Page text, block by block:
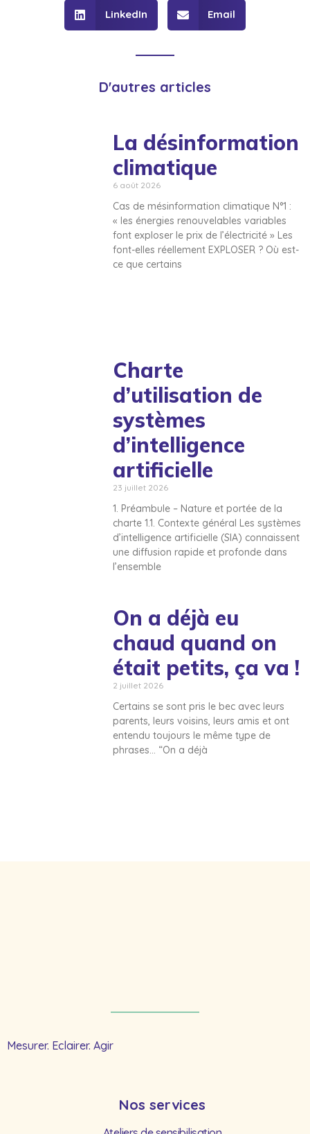
LinkedIn Email
D'autres articles
La désinformation
climatique
6 août 2026
Cas de mésinformation climatique N°1 :
« les énergies renouvelables variables
font exploser le prix de l’électricité » Les
font-elles réellement EXPLOSER ? Où est-
ce que certains
Charte
d’utilisation de
systèmes
d’intelligence
artificielle
23 juillet 2026
1. Préambule – Nature et portée de la
charte 1.1. Contexte général Les systèmes
d’intelligence artificielle (SIA) connaissent
une diffusion rapide et profonde dans
l’ensemble
On a déjà eu
chaud quand on
était petits, ça va !
2 juillet 2026
Certains se sont pris le bec avec leurs
parents, leurs voisins, leurs amis et ont
entendu toujours le même type de
phrases… “On a déjà
Mesurer. Eclairer. Agir
Nos services